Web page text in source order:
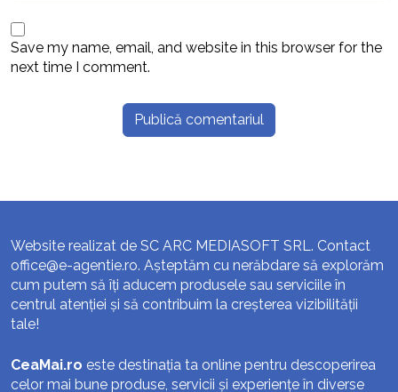
Save my name, email, and website in this browser for the
next time I comment.
Website realizat de SC ARC MEDIASOFT SRL. Contact
office@e-agentie.ro. Așteptăm cu nerăbdare să explorăm
cum putem să îți aducem produsele sau serviciile în
centrul atenției și să contribuim la creșterea vizibilității
tale!
CeaMai.ro este destinația ta online pentru descoperirea
celor mai bune produse, servicii și experiențe în diverse